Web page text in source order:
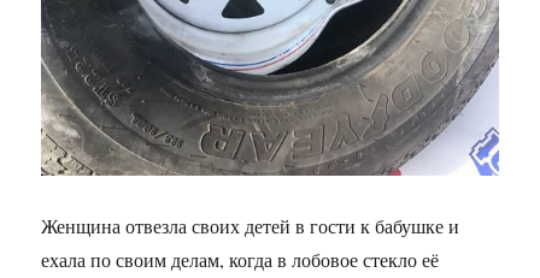
Женщина отвезла своих детей в гости к бабушке и
ехала по своим делам, когда в лобовое стекло её